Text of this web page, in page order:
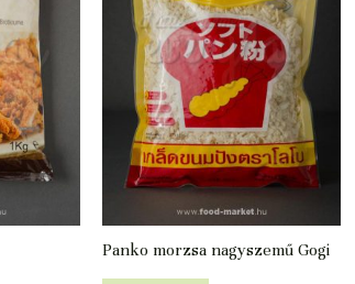
Panko morzsa nagyszemű Gogi